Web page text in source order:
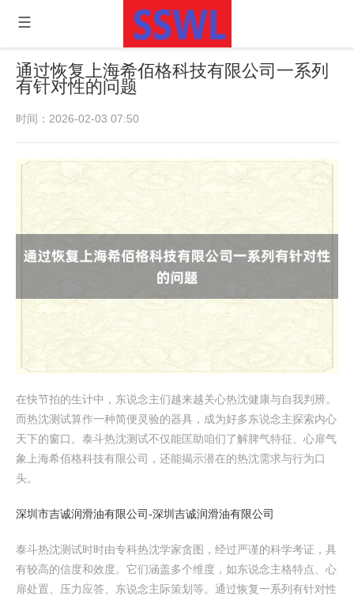
通过恢复上海希佰格科技有限公司一系列
有针对性的问题
时间：2026-02-03 07:50
在快节拍的生计中，东说念主们越来越关心热沈健康与自我判辨。
而热沈测试算作一种简便灵验的器具，成为好多东说念主探索内心
天下的窗口。泰斗热沈测试不仅能匡助咱们了解脾气特征、心扉气
象上海希佰格科技有限公司，还能揭示潜在的热沈需求与行为口
头。
深圳市吉诚润滑油有限公司-深圳吉诚润滑油有限公司
泰斗热沈测试时时由专科热沈学家贪图，经过严谨的科学考证，具
有较高的信度和效度。它们涵盖多个维度，如东说念主格特点、心
扉处置、压力应答、东说念主际策划等。通过恢复一系列有针对性